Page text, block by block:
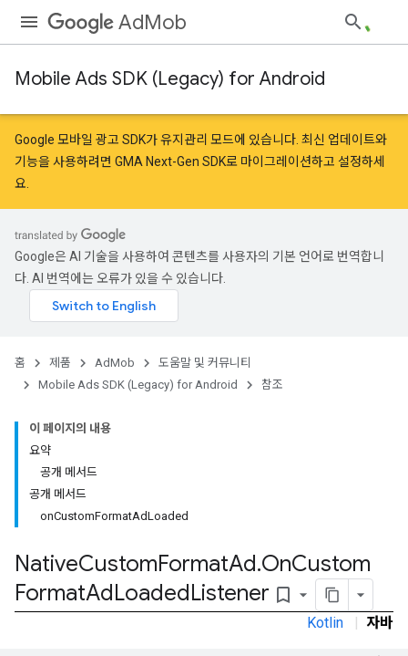
AdMob
Mobile Ads SDK (Legacy) for Android
Google 모바일 광고 SDK가 유지관리 모드에 있습니다. 최신 업데이트와
기능을 사용하려면 GMA Next-Gen SDK로 마이그레이션하고 설정하세
요.
Google은 AI 기술을 사용하여 콘텐츠를 사용자의 기본 언어로 번역합니
다. AI 번역에는 오류가 있을 수 있습니다.
홈 제품 AdMob
도움말 및 커뮤니티
Mobile Ads SDK (Legacy) for Android
참조
이 페이지의 내용
요약
공개 메서드
공개 메서드
onCustomFormatAdLoaded
NativeCustomFormatAd.OnCustom
FormatAdLoadedListener bookmark_border
Kotlin | 자바